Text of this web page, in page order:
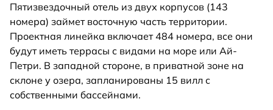
Пятизвездочный отель из двух корпусов (143
номера) займет восточную часть территории.
Проектная линейка включает 484 номера, все они
будут иметь террасы с видами на море или Ай-
Петри. В западной стороне, в приватной зоне на
склоне у озера, запланированы 15 вилл с
собственными бассейнами.